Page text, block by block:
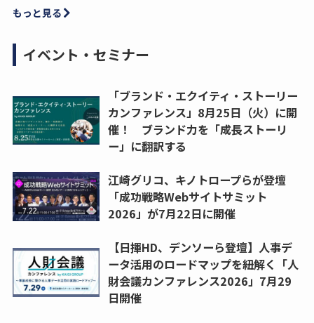
もっと見る
イベント・セミナー
「ブランド・エクイティ・ストーリー
カンファレンス」8月25日（火）に開
催！ ブランド力を「成長ストーリ
ー」に翻訳する
江崎グリコ、キノトロープらが登壇
「成功戦略Webサイトサミット
2026」が7月22日に開催
【日揮HD、デンソーら登壇】人事デ
ータ活用のロードマップを紐解く「人
財会議カンファレンス2026」7月29
日開催